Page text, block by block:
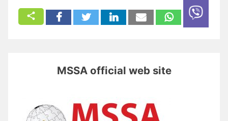
MSSA official web site